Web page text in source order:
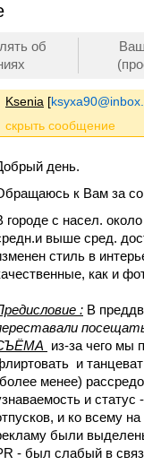
об
Ksenia [
день.
к Вам за
городе с насел.
выше сред.
стиль в
как и
: В
из-за чего мы
и
менее)
и
и ко всему
были
- был слабый в